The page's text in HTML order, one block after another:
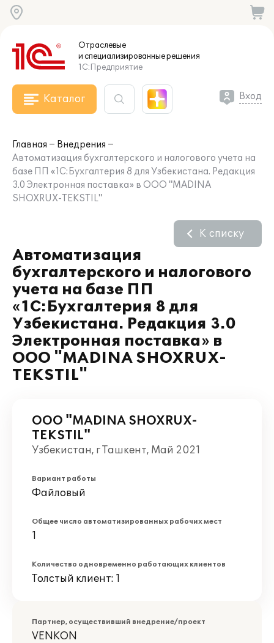
Отраслевые
и специализированныерешения
1С:Предприятие
Каталог Вход
Главная
Внедрения
Автоматизация бухгалтерского и налогового учета на
базе ПП «1С:Бухгалтерия 8 для Узбекистана. Редакция
3.0 Электронная поставка» в ООО "MADINA
SHOXRUX-TEKSTIL"
Автоматизация
бухгалтерского и налогового
учета на базе ПП
«1С:Бухгалтерия 8 для
Узбекистана. Редакция 3.0
Электронная поставка» в
ООО "MADINA SHOXRUX-
TEKSTIL"
К списку
ООО "MADINA SHOXRUX-
TEKSTIL"
Узбекистан, г Ташкент, Май 2021
Вариант работы
Файловый
Общее число автоматизированных рабочих мест
1
Количество одновременно работающих клиентов
Толстый клиент: 1
Партнер, осуществивший внедрение/проект
VENKON